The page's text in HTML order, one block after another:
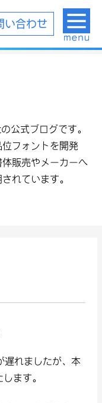
い合わせ
公式ブログです。
フォントを開発
販売やメーカーへ
れています。
遅れましたが、本
ます。